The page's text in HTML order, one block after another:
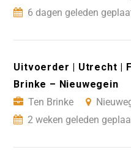
6 dagen geleden
Uitvoerder | Utrecht |
Brinke – Nieuwegein
Ten Brinke
2 weken geleden